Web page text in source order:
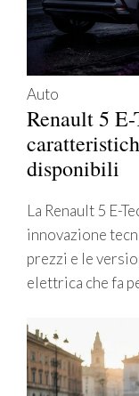
Auto
Renault 5
disponibili
La Renault 5 E-
innovazione
prezzi e le
elettrica che fa